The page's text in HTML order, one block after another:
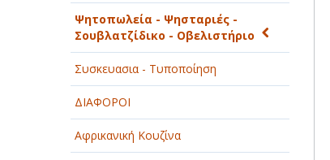
ΦΑΓΗΤΟ
Ψητοπωλεία - Ψησταριές -
Σουβλατζίδικο - Οβελιστήριο
Συσκευασια - Τυποποίηση
ΔΙΑΦΟΡΟΙ
Αφρικανική Κουζίνα